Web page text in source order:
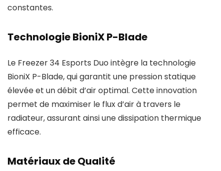
constantes.
Technologie BioniX P-Blade
Le Freezer 34 Esports Duo intègre la technologie
BioniX P-Blade, qui garantit une pression statique
élevée et un débit d’air optimal. Cette innovation
permet de maximiser le flux d’air à travers le
radiateur, assurant ainsi une dissipation thermique
efficace.
Matériaux de Qualité